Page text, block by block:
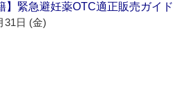
】緊急避妊薬OTC適正販売ガイド
31日 (金)